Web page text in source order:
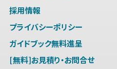
採用情報
プライバシーポリシー
ガイドブック無料進呈
[無料]お見積り・お問合せ